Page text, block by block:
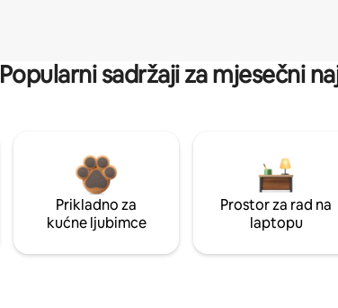
Popularni sadržaji za mjesečni
Prikladno za
kućne ljubimce
Prostor za rad na
laptopu